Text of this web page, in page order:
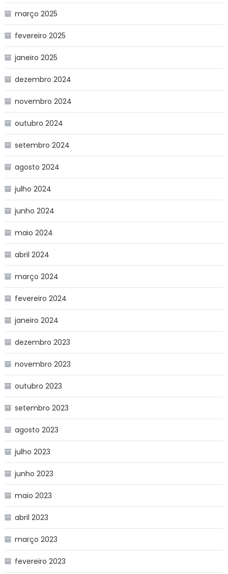
março 2025
fevereiro 2025
janeiro 2025
dezembro 2024
novembro 2024
outubro 2024
setembro 2024
agosto 2024
julho 2024
junho 2024
maio 2024
abril 2024
março 2024
fevereiro 2024
janeiro 2024
dezembro 2023
novembro 2023
outubro 2023
setembro 2023
agosto 2023
julho 2023
junho 2023
maio 2023
abril 2023
março 2023
fevereiro 2023